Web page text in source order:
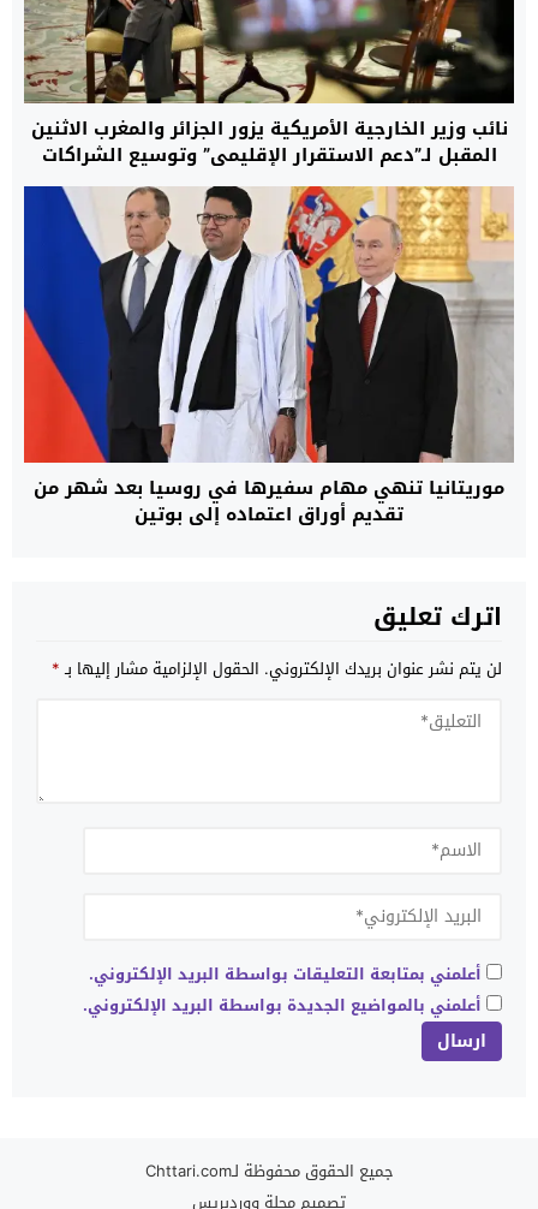
نائب وزير الخارجية الأمريكية يزور الجزائر والمغرب الاثنين
المقبل لـ”دعم الاستقرار الإقليمي” وتوسيع الشراكات
الاستراتيجية
موريتانيا تنهي مهام سفيرها في روسيا بعد شهر من
تقديم أوراق اعتماده إلى بوتين
اترك تعليق
لن يتم نشر عنوان بريدك الإلكتروني. الحقول الإلزامية مشار إليها بـ*
أعلمني بمتابعة التعليقات بواسطة البريد الإلكتروني.
أعلمني بالمواضيع الجديدة بواسطة البريد الإلكتروني.
جميع الحقوق محفوظة لـChttari.com
تصميم مجلة ووردبريس